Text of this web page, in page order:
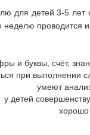
для детей 3-5
проводится
и буквы, счёт,
при выполнении
умеют
у детей
хорошо